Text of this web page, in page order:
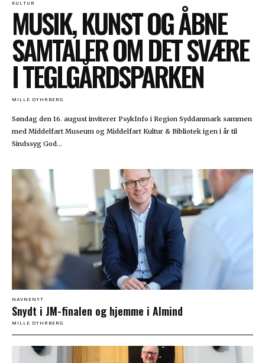
KULTUR
MUSIK, KUNST OG ÅBNE
SAMTALER OM DET SVÆRE
I TEGLGÅRDSPARKEN
MILLE DYHRBERG
Søndag den 16. august inviterer PsykInfo i Region Syddanmark sammen
med Middelfart Museum og Middelfart Kultur & Bibliotek igen i år til
Sindssyg God...
NAVNENYT
Snydt i JM-finalen og hjemme i Almind
MILLE DYHRBERG